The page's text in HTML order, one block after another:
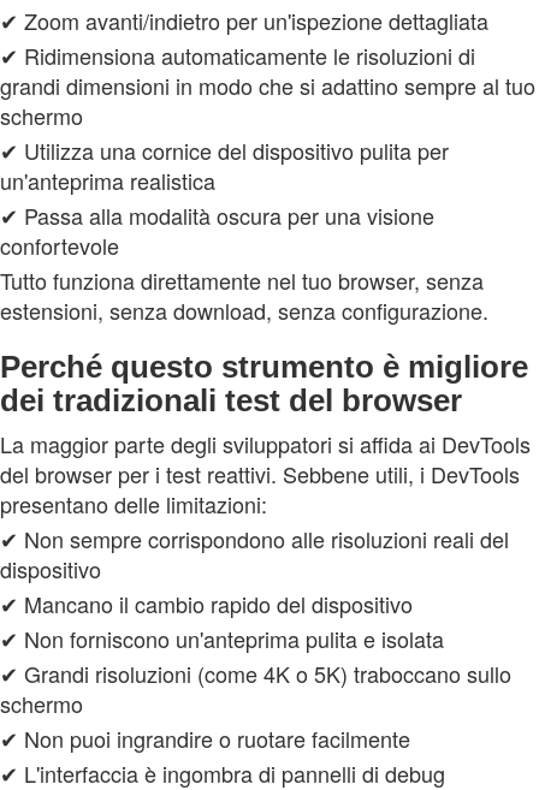
✔ Zoom avanti/indietro per un'ispezione dettagliata
✔ Ridimensiona automaticamente le risoluzioni di
grandi dimensioni in modo che si adattino sempre al tuo
schermo
✔ Utilizza una cornice del dispositivo pulita per
un'anteprima realistica
✔ Passa alla modalità oscura per una visione
confortevole
Tutto funziona direttamente nel tuo browser, senza
estensioni, senza download, senza configurazione.
Perché questo strumento è migliore
dei tradizionali test del browser
La maggior parte degli sviluppatori si affida ai DevTools
del browser per i test reattivi. Sebbene utili, i DevTools
presentano delle limitazioni:
✔ Non sempre corrispondono alle risoluzioni reali del
dispositivo
✔ Mancano il cambio rapido del dispositivo
✔ Non forniscono un'anteprima pulita e isolata
✔ Grandi risoluzioni (come 4K o 5K) traboccano sullo
schermo
✔ Non puoi ingrandire o ruotare facilmente
✔ L'interfaccia è ingombra di pannelli di debug